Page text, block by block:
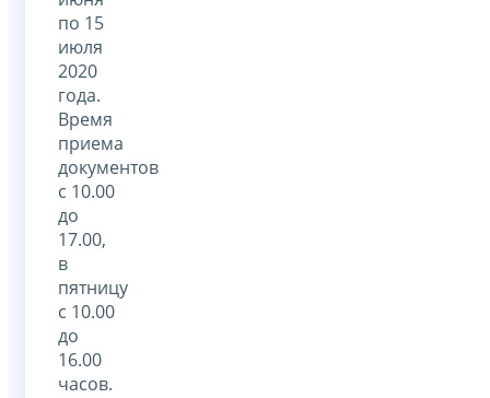
по 15
июля
2020
года.
Время
приема
документов
с 10.00
до
17.00,
в
пятницу
с 10.00
до
16.00
часов.